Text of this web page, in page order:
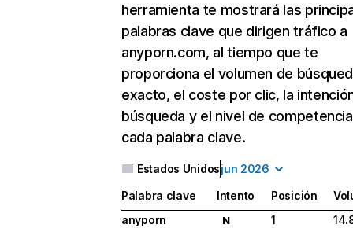
herramienta te mostrará las
palabras clave que dirigen tráfico a
anyporn.com, al tiempo que te
proporciona el volumen de
exacto, el coste por clic, la
búsqueda y el nivel de
cada palabra clave.
Estados Unidosjun 2026
Palabra clave Intento Posición
anyporn
N 1